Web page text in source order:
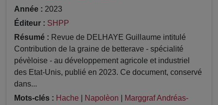
Année : 2023
Éditeur : SHPP
Résumé : Revue de DELHAYE Guillaume intitulé
Contribution de la graine de betterave - spécialité
pévèloise - au développement agricole et industriel
des Etat-Unis, publié en 2023. Ce document, conservé
dans...
Mots-clés : Hache Napolèon
Marggraf Andréas-